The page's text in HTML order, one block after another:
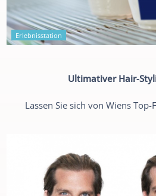
Erlebnisstation
Ultimativer Hair-
Lassen Sie sich von Wiens